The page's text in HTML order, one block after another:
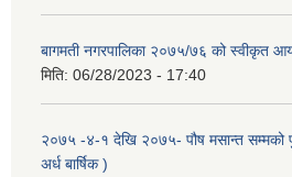
बागमती नगरपालिका २०७५/७६ को स्वीकृत
मिति: 06/28/2023 - 17:40
२०७५ -४-१ देखि २०७५- पौष मसान्त सम्मको
अर्ध बार्षिक )